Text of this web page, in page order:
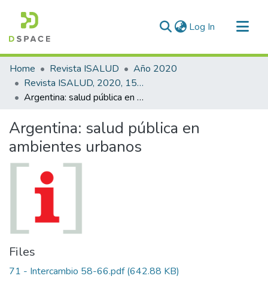
Log In (current)
Communities & Collections
All of DSpace
Statistics
Home Revista ISALUD
Año 2020
Revista ISALUD, 2020, 15(71)
Argentina: salud pública en ambientes urbanos
Argentina: salud pública en
ambientes urbanos
Files
71 - Intercambio 58-66.pdf(642.88 KB)